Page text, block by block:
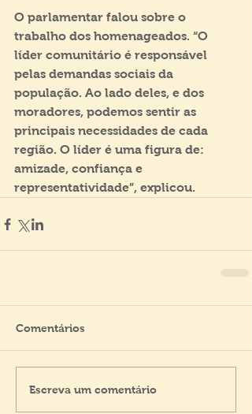
O parlamentar falou sobre o
trabalho dos homenageados. “O
líder comunitário é responsável
pelas demandas sociais da
população. Ao lado deles, e dos
moradores, podemos sentir as
principais necessidades de cada
região. O líder é uma figura de:
amizade, confiança e
representatividade”, explicou.
Comentários
Escreva um comentário